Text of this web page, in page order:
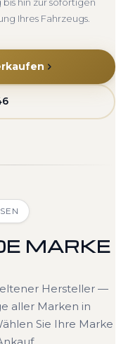
Ihres Fahrzeugs.
MARKE
Hersteller —
aller Marken in
Sie Ihre Marke